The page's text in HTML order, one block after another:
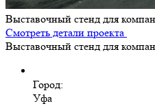
Выставочный стенд для
Смотреть детали проекта
Выставочный стенд для
Город:
Уфа